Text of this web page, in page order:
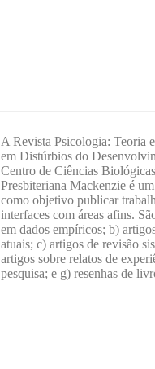
A Revista Psicologia: Teoria
em Distúrbios do
Centro de Ciências
Presbiteriana Mackenzie é
como objetivo publicar
interfaces com áreas afins.
em dados empíricos; b)
atuais; c) artigos de revisão
artigos sobre relatos de
pesquisa; e g) resenhas de